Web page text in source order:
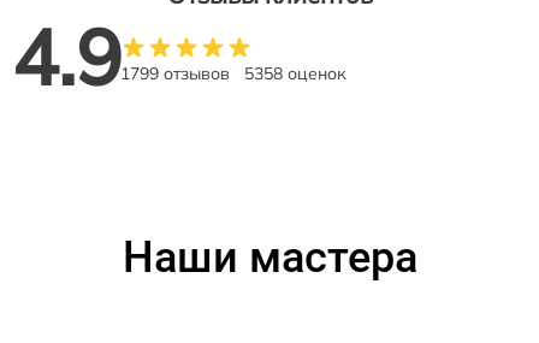
4.91799 отзывов 5358 оценок
Наши мастера